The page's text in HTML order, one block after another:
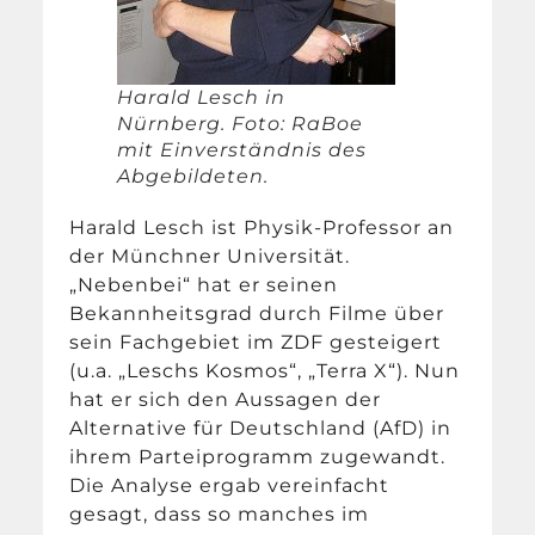
Harald Lesch in
Nürnberg. Foto: RaBoe
mit Einverständnis des
Abgebildeten.
Harald Lesch ist Physik-Professor an
der Münchner Universität.
„Nebenbei“ hat er seinen
Bekannheitsgrad durch Filme über
sein Fachgebiet im ZDF gesteigert
(u.a. „Leschs Kosmos“, „Terra X“). Nun
hat er sich den Aussagen der
Alternative für Deutschland (AfD) in
ihrem Parteiprogramm zugewandt.
Die Analyse ergab vereinfacht
gesagt, dass so manches im